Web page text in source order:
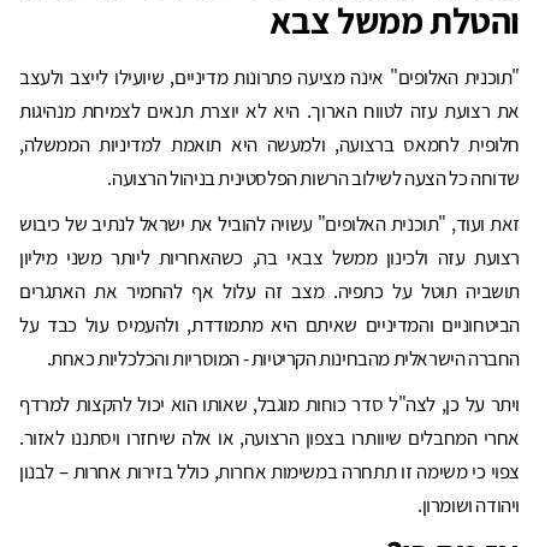
והטלת ממשל צבא
"תוכנית האלופים" אינה מציעה פתרונות מדיניים, שיועילו לייצב ולעצב
את רצועת עזה לטווח הארוך. היא לא יוצרת תנאים לצמיחת מנהיגות
חלופית לחמאס ברצועה, ולמעשה היא תואמת למדיניות הממשלה,
שדוחה כל הצעה לשילוב הרשות הפלסטינית בניהול הרצועה.
זאת ועוד, "תוכנית האלופים" עשויה להוביל את ישראל לנתיב של כיבוש
רצועת עזה ולכינון ממשל צבאי בה, כשהאחריות ליותר משני מיליון
תושביה תוטל על כתפיה. מצב זה עלול אף להחמיר את האתגרים
הביטחוניים והמדיניים שאיתם היא מתמודדת, ולהעמיס עול כבד על
החברה הישראלית מהבחינות הקריטיות - המוסריות והכלכליות כאחת.
ויתר על כן, לצה"ל סדר כוחות מוגבל, שאותו הוא יכול להקצות למרדף
אחרי המחבלים שיוותרו בצפון הרצועה, או אלה שיחזרו ויסתננו לאזור.
צפוי כי משימה זו תתחרה במשימות אחרות, כולל בזירות אחרות – לבנון
ויהודה ושומרון.